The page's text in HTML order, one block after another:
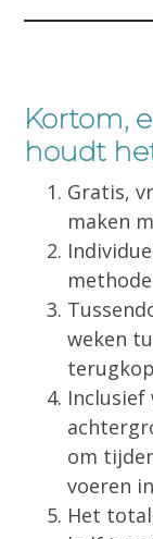
Kortom,
houdt
Gratis,
maken
weken
om
voeren
Het